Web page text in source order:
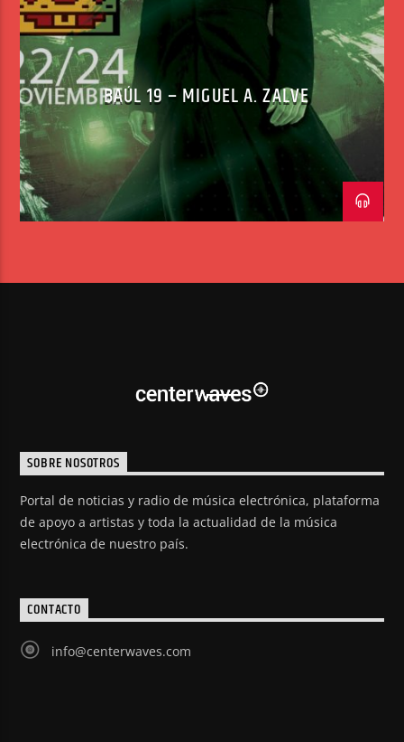
BAÚL 19 – MIGUEL A. ZALVE
SOBRE NOSOTROS
Portal de noticias y radio de música electrónica, plataforma
de apoyo a artistas y toda la actualidad de la música
electrónica de nuestro país.
CONTACTO
info@centerwaves.com